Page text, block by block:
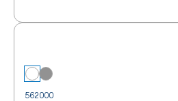
562000